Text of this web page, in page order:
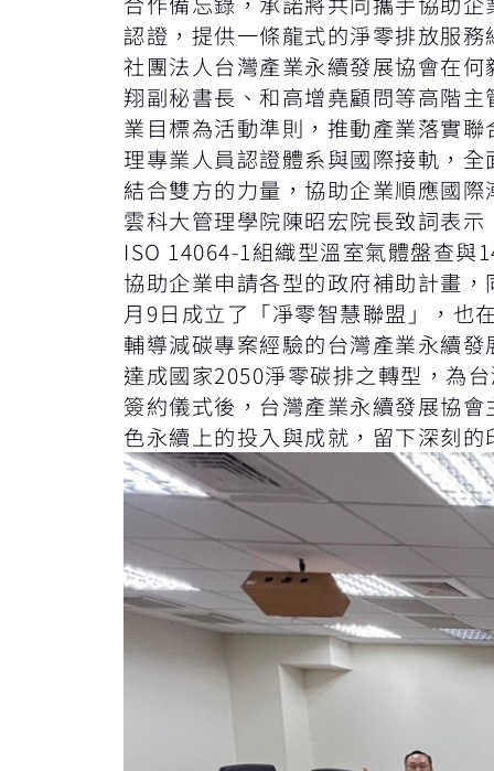
認證，提供一條龍式的淨零排放服務
社團法人台灣產業永續發展協會在
翔副秘書長、和高增堯顧問等高階
業目標為活動準則，推動產業落實
理專業人員認證體系與國際接軌，
結合雙方的力量，協助企業順應國
雲科大管理學院陳昭宏院長致詞表
ISO 14064-1組織型溫室氣體盤查與
協助企業申請各型的政府補助計畫
月9日成立了「凈零智慧聯盟」，也
輔導減碳專案經驗的台灣產業永續
達成國家2050淨零碳排之轉型，為
簽約儀式後，台灣產業永續發展協
色永續上的投入與成就，留下深刻